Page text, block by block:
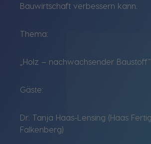
Bauwirtschaft verbessern kann.
Thema:
„Holz – nachwachsender Baustoff“
Gäste:
Dr. Tanja Haas-Lensing (Haas
Falkenberg)